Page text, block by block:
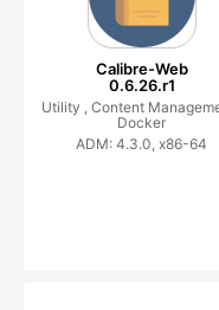
Calibre-Web
0.6.26.r1
Utility , Content
Docker
ADM: 4.3.0, x86-64